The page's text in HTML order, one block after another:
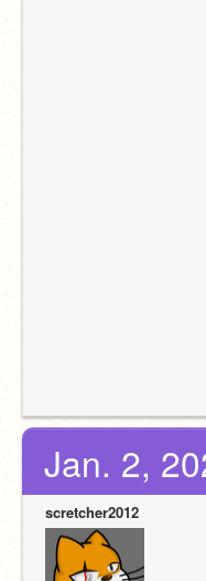
Jan. 2,
scretcher2012